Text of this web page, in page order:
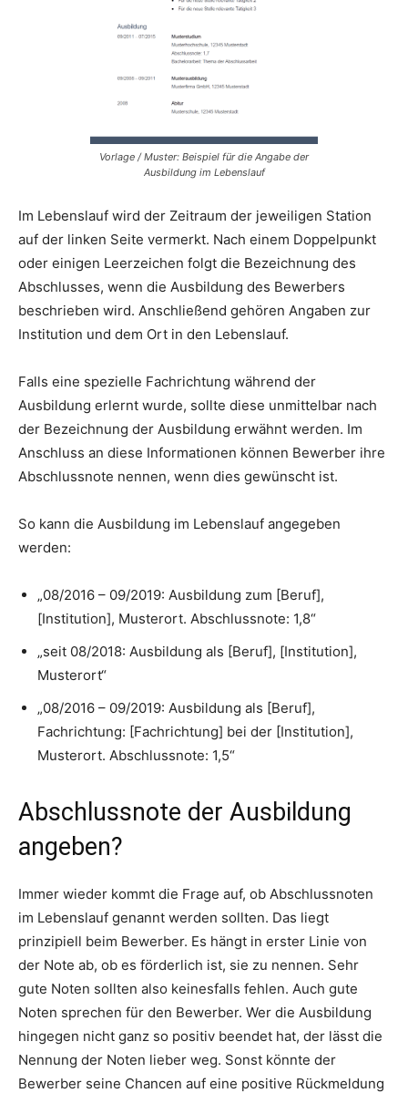
Vorlage / Muster: Beispiel für die Angabe der
Ausbildung im Lebenslauf
Im Lebenslauf wird der Zeitraum der jeweiligen Station
auf der linken Seite vermerkt. Nach einem Doppelpunkt
oder einigen Leerzeichen folgt die Bezeichnung des
Abschlusses, wenn die Ausbildung des Bewerbers
beschrieben wird. Anschließend gehören Angaben zur
Institution und dem Ort in den Lebenslauf.
Falls eine spezielle Fachrichtung während der
Ausbildung erlernt wurde, sollte diese unmittelbar nach
der Bezeichnung der Ausbildung erwähnt werden. Im
Anschluss an diese Informationen können Bewerber ihre
Abschlussnote nennen, wenn dies gewünscht ist.
So kann die Ausbildung im Lebenslauf angegeben
werden:
„08/2016 – 09/2019: Ausbildung zum [Beruf],
[Institution], Musterort. Abschlussnote: 1,8“
„seit 08/2018: Ausbildung als [Beruf], [Institution],
Musterort“
„08/2016 – 09/2019: Ausbildung als [Beruf],
Fachrichtung: [Fachrichtung] bei der [Institution],
Musterort. Abschlussnote: 1,5“
Abschlussnote der Ausbildung
angeben?
Immer wieder kommt die Frage auf, ob Abschlussnoten
im Lebenslauf genannt werden sollten. Das liegt
prinzipiell beim Bewerber. Es hängt in erster Linie von
der Note ab, ob es förderlich ist, sie zu nennen. Sehr
gute Noten sollten also keinesfalls fehlen. Auch gute
Noten sprechen für den Bewerber. Wer die Ausbildung
hingegen nicht ganz so positiv beendet hat, der lässt die
Nennung der Noten lieber weg. Sonst könnte der
Bewerber seine Chancen auf eine positive Rückmeldung